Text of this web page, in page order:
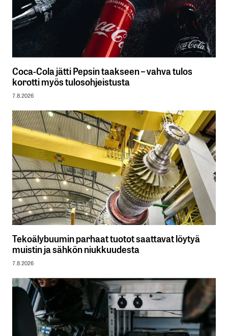
Coca-Cola jätti Pepsin taakseen – vahva tulos
korotti myös tulosohjeistusta
7.8.2026
Tekoälybuumin parhaat tuotot saattavat löytyä
muistin ja sähkön niukkuudesta
7.8.2026